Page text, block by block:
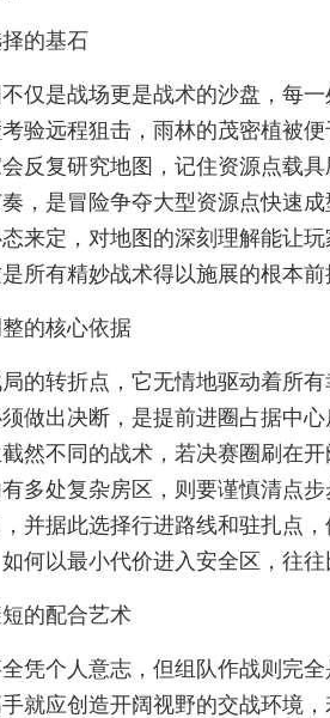
的基石
仅是战场更是战术的沙盘，每
验远程狙击，雨林的茂密植被
反复研究地图，记住资源点载
，是冒险争夺大型资源点快速
来定，对地图的深刻理解能让
所有精妙战术得以施展的根本前
的核心依据
的转折点，它无情地驱动着所
做出决断，是提前进圈占据中
然不同的战术，若决赛圈刷在
多处复杂房区，则要谨慎清点
并据此选择行进路线和驻扎点
何以最小代价进入安全区，往往
的配合艺术
凭个人意志，但组队作战则完
就应创造开阔视野的交战环境